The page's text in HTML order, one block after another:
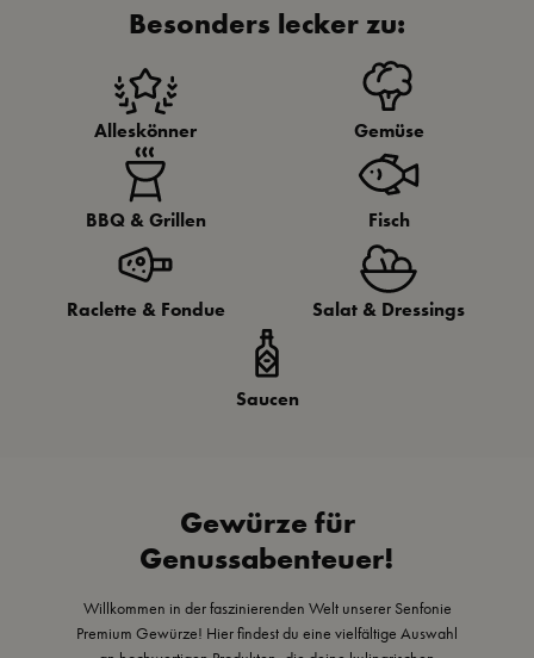
Besonders lecker zu:
Alleskönner Gemüse
BBQ & Grillen Fisch
Raclette & Fondue Salat & Dressings
Saucen
Gewürze für
Genussabenteuer!
Willkommen in der faszinierenden Welt unserer Senfonie
Premium Gewürze! Hier findest du eine vielfältige Auswahl